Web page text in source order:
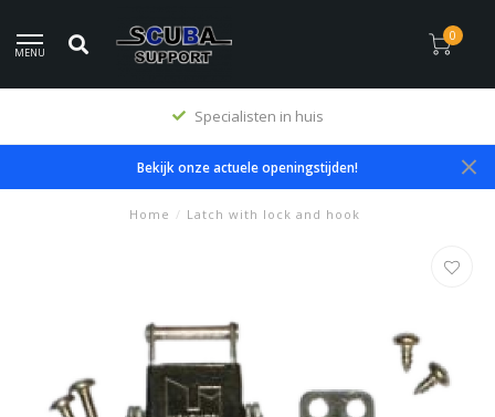
MENU
0
Specialisten in huis
Bekijk onze actuele openingstijden!
Home / Latch with lock and hook